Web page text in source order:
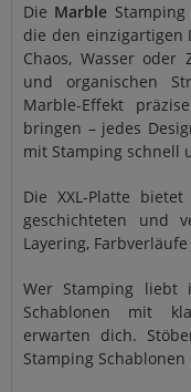
Die Marble
die den einzigartigen
Chaos, Wasser
und organischen
Marble-Effekt
bringen – jedes
mit Stamping schnell
Die XXL-Platte
geschichteten und
Layering,
Wer Stamping liebt
Schablonen mit
erwarten dich.
Stamping